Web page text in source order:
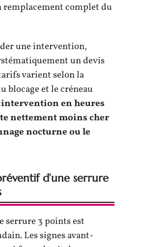
remplacement complet du
une intervention,
un devis
varient selon la
blocage et le créneau
intervention en heures
nettement moins cher
nocturne ou le
d’une serrure
serrure 3 points est
Les signes avant-